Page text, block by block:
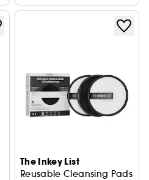
The Inkey List
Reusable Cleansing Pads